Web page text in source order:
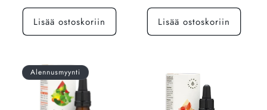
Lisää ostoskoriin Lisää ostoskoriin
Alennusmyynti